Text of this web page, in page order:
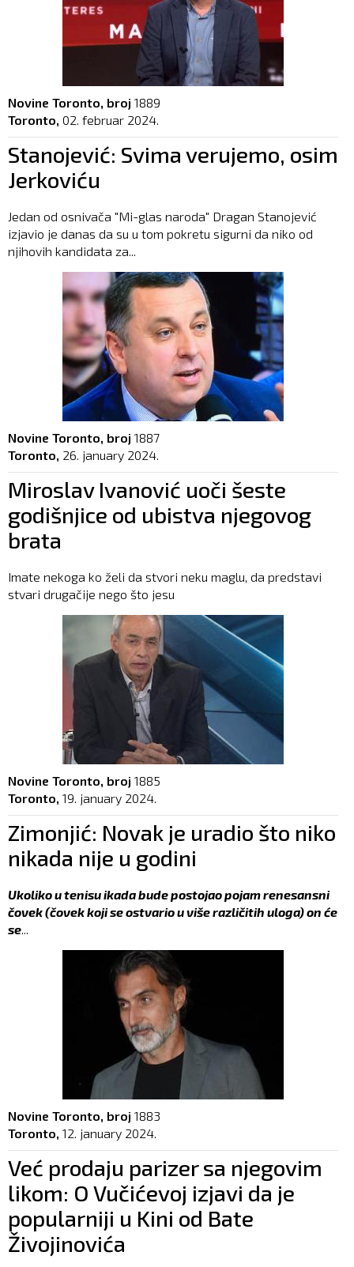
Novine Toronto, broj 1889
Toronto, 02. februar 2024.
Stanojević: Svima verujemo, osim
Jerkoviću
Jedan od osnivača "Mi-glas naroda" Dragan Stanojević
izjavio je danas da su u tom pokretu sigurni da niko od
njihovih kandidata za...
Novine Toronto, broj 1887
Toronto, 26. january 2024.
Miroslav Ivanović uoči šeste
godišnjice od ubistva njegovog
brata
Imate nekoga ko želi da stvori neku maglu, da predstavi
stvari drugačije nego što jesu
Novine Toronto, broj 1885
Toronto, 19. january 2024.
Zimonjić: Novak je uradio što niko
nikada nije u godini
Ukoliko u tenisu ikada bude postojao pojam renesansni
čovek (čovek koji se ostvario u više različitih uloga) on će
se
Novine Toronto, broj 1883
Toronto, 12. january 2024.
Već prodaju parizer sa njegovim
likom: O Vučićevoj izjavi da je
popularniji u Kini od Bate
Živojinovića